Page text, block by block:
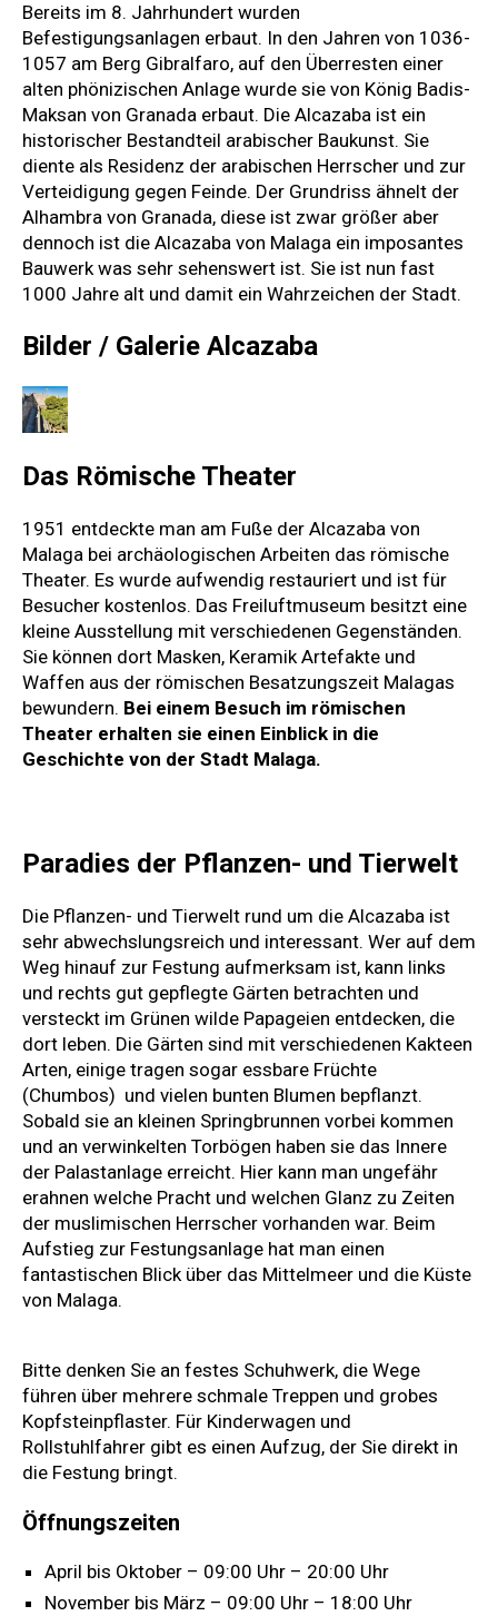
Bereits im 8. Jahrhundert wurden
Befestigungsanlagen erbaut. In den Jahren von 1036-
1057 am Berg Gibralfaro, auf den Überresten einer
alten phönizischen Anlage wurde sie von König Badis-
Maksan von Granada erbaut. Die Alcazaba ist ein
historischer Bestandteil arabischer Baukunst. Sie
diente als Residenz der arabischen Herrscher und zur
Verteidigung gegen Feinde. Der Grundriss ähnelt der
Alhambra von Granada, diese ist zwar größer aber
dennoch ist die Alcazaba von Malaga ein imposantes
Bauwerk was sehr sehenswert ist. Sie ist nun fast
1000 Jahre alt und damit ein Wahrzeichen der Stadt.
Bilder / Galerie Alcazaba
Das Römische Theater
1951 entdeckte man am Fuße der Alcazaba von
Malaga bei archäologischen Arbeiten das römische
Theater. Es wurde aufwendig restauriert und ist für
Besucher kostenlos. Das Freiluftmuseum besitzt eine
kleine Ausstellung mit verschiedenen Gegenständen.
Sie können dort Masken, Keramik Artefakte und
Waffen aus der römischen Besatzungszeit Malagas
bewundern. Bei einem Besuch im römischen
Theater erhalten sie einen Einblick in die
Geschichte von der Stadt Malaga.
Paradies der Pflanzen- und Tierwelt
Die Pflanzen- und Tierwelt rund um die Alcazaba ist
sehr abwechslungsreich und interessant. Wer auf dem
Weg hinauf zur Festung aufmerksam ist, kann links
und rechts gut gepflegte Gärten betrachten und
versteckt im Grünen wilde Papageien entdecken, die
dort leben. Die Gärten sind mit verschiedenen Kakteen
Arten, einige tragen sogar essbare Früchte
(Chumbos) und vielen bunten Blumen bepflanzt.
Sobald sie an kleinen Springbrunnen vorbei kommen
und an verwinkelten Torbögen haben sie das Innere
der Palastanlage erreicht. Hier kann man ungefähr
erahnen welche Pracht und welchen Glanz zu Zeiten
der muslimischen Herrscher vorhanden war. Beim
Aufstieg zur Festungsanlage hat man einen
fantastischen Blick über das Mittelmeer und die Küste
von Malaga.
Bitte denken Sie an festes Schuhwerk, die Wege
führen über mehrere schmale Treppen und grobes
Kopfsteinpflaster. Für Kinderwagen und
Rollstuhlfahrer gibt es einen Aufzug, der Sie direkt in
die Festung bringt.
Öffnungszeiten
April bis Oktober – 09:00 Uhr – 20:00 Uhr
November bis März – 09:00 Uhr – 18:00 Uhr